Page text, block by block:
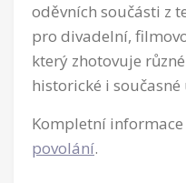
oděvních součásti z
pro divadelní,
který zhotovuje
historické i
Kompletní informace
povolání.